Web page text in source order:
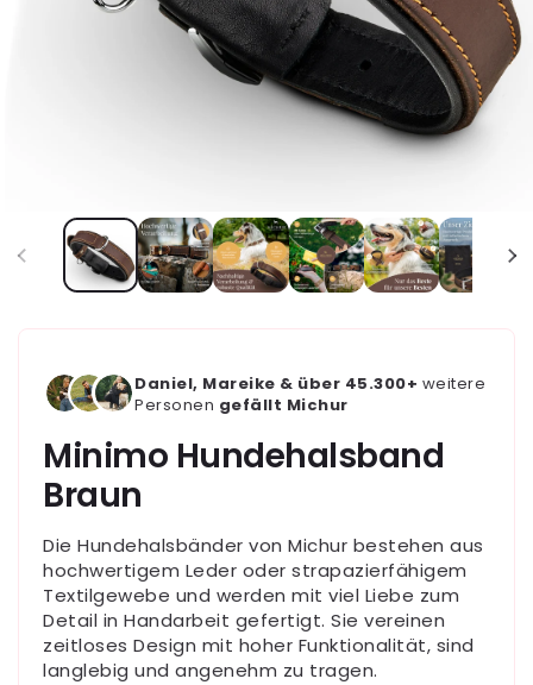
Daniel, Mareike & über 45.300+ weitere
Personen gefällt Michur
Minimo Hundehalsband
Braun
Die Hundehalsbänder von Michur bestehen aus
hochwertigem Leder oder strapazierfähigem
Textilgewebe und werden mit viel Liebe zum
Detail in Handarbeit gefertigt. Sie vereinen
zeitloses Design mit hoher Funktionalität, sind
langlebig und angenehm zu tragen.